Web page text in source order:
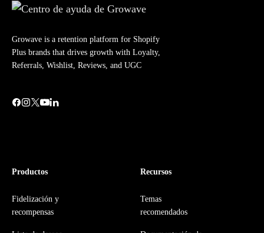
Growave is a retention platform for Shopify
Plus brands that drives growth with Loyalty,
Referrals, Wishlist, Reviews, and UGC
Productos
Fidelización y
recompensas
Recursos
Temas
recomendados